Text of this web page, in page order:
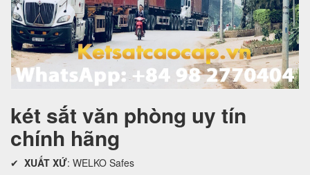
két sắt văn phòng uy tín
chính hãng
✔ XUẤT XỨ: WELKO Safes